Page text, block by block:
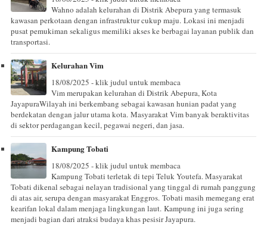
Wahno adalah kelurahan di Distrik Abepura yang termasuk
kawasan perkotaan dengan infrastruktur cukup maju. Lokasi ini menjadi
pusat pemukiman sekaligus memiliki akses ke berbagai layanan publik dan
transportasi.
Kelurahan Vim
18/08/2025 - klik judul untuk membaca
Vim merupakan kelurahan di Distrik Abepura, Kota
JayapuraWilayah ini berkembang sebagai kawasan hunian padat yang
berdekatan dengan jalur utama kota. Masyarakat Vim banyak beraktivitas
di sektor perdagangan kecil, pegawai negeri, dan jasa.
Kampung Tobati
18/08/2025 - klik judul untuk membaca
Kampung Tobati terletak di tepi Teluk Youtefa. Masyarakat
Tobati dikenal sebagai nelayan tradisional yang tinggal di rumah panggung
di atas air, serupa dengan masyarakat Enggros. Tobati masih memegang erat
kearifan lokal dalam menjaga lingkungan laut. Kampung ini juga sering
menjadi bagian dari atraksi budaya khas pesisir Jayapura.